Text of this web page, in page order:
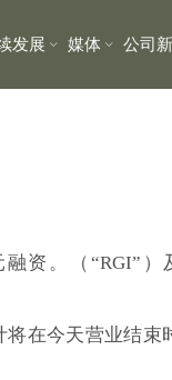
发展 媒体 公司
资。（“RGI”）
在今天营业结束